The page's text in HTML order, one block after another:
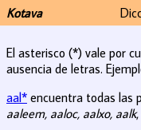
Kotava
El asterisco (*) vale por
ausencia de letras.
aal* encuentra todas las
aaleem, aaloc, aalxo, aalk